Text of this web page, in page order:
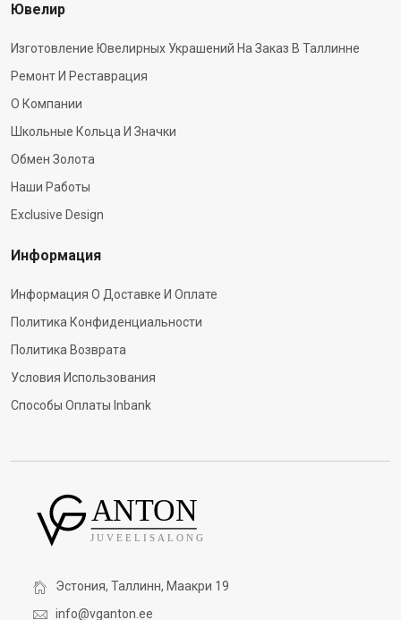
Ювелир
Изготовление Ювелирных Украшений На Заказ В Таллинне
Ремонт И Реставрация
О Компании
Школьные Кольца И Значки
Обмен Золота
Наши Работы
Exclusive Design
Информация
Информация О Доставке И Оплате
Политика Конфиденциальности
Политика Возврата
Условия Использования
Способы Оплаты Inbank
Эстония, Таллинн, Маакри 19
info@vganton.ee